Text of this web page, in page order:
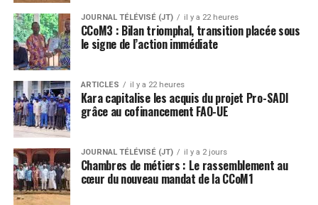
JOURNAL TÉLÉVISÉ (JT) il y a 22 heures
CCoM3 : Bilan triomphal, transition placée sous
le signe de l’action immédiate
ARTICLES il y a 22 heures
Kara capitalise les acquis du projet Pro-SADI
grâce au cofinancement FAO-UE
JOURNAL TÉLÉVISÉ (JT) il y a 2 jours
Chambres de métiers : Le rassemblement au
cœur du nouveau mandat de la CCoM1